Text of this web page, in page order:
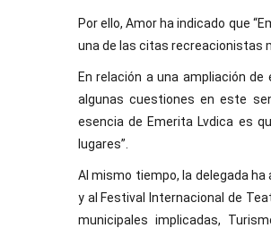
Por ello, Amor ha indicado que
una de las citas recreacionistas
En relación a una ampliación
algunas cuestiones en este
esencia de Emerita Lvdica es
lugares”.
Al mismo tiempo, la delegada ha
y al Festival Internacional de
municipales implicadas,